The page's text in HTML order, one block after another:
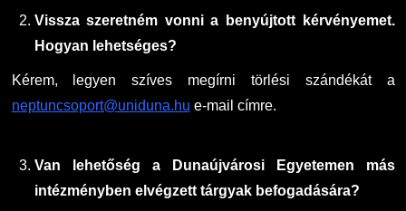
Nemzetközi Lehetőségek
Szolgáltatások
GY.I.K.
Átjelentkezőknek
Kapcsolat
Online Studium
Vissza szeretném vonni a benyújtott kérvényemet.
Hogyan lehetséges?
Kérem, legyen szíves megírni törlési szándékát a
neptuncsoport@uniduna.hu e-mail címre.
Van lehetőség a Dunaújvárosi Egyetemen más
intézményben elvégzett tárgyak befogadására?